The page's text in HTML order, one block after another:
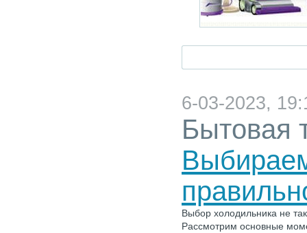
6-03-2023,
Бытовая
Выбор холодильника не
Рассмотрим основные